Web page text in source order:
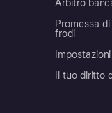
Arbitro
Promessa
frodi
Il tuo diritto